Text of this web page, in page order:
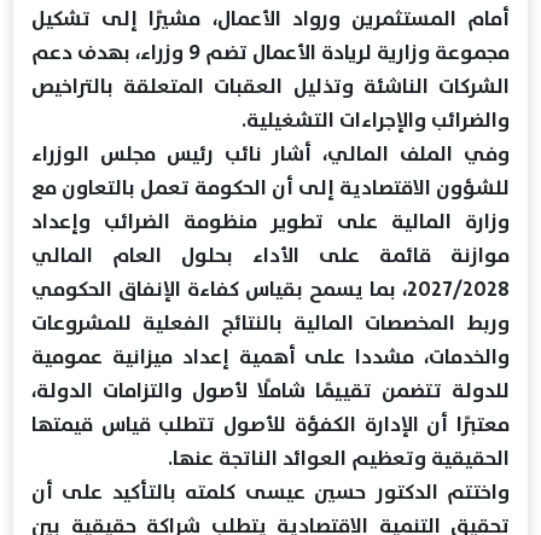
أمام المستثمرين ورواد الأعمال، مشيرًا إلى تشكيل
مجموعة وزارية لريادة الأعمال تضم 9 وزراء، بهدف دعم
الشركات الناشئة وتذليل العقبات المتعلقة بالتراخيص
والضرائب والإجراءات التشغيلية.
وفي الملف المالي، أشار نائب رئيس مجلس الوزراء
للشؤون الاقتصادية إلى أن الحكومة تعمل بالتعاون مع
وزارة المالية على تطوير منظومة الضرائب وإعداد
موازنة قائمة على الأداء بحلول العام المالي
2027/2028، بما يسمح بقياس كفاءة الإنفاق الحكومي
وربط المخصصات المالية بالنتائج الفعلية للمشروعات
والخدمات، مشددا على أهمية إعداد ميزانية عمومية
للدولة تتضمن تقييمًا شاملًا لأصول والتزامات الدولة،
معتبرًا أن الإدارة الكفؤة للأصول تتطلب قياس قيمتها
الحقيقية وتعظيم العوائد الناتجة عنها.
واختتم الدكتور حسين عيسى كلمته بالتأكيد على أن
تحقيق التنمية الاقتصادية يتطلب شراكة حقيقية بين